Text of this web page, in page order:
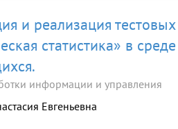
и реализация
статистика» в
информации и управления
Евгеньевна